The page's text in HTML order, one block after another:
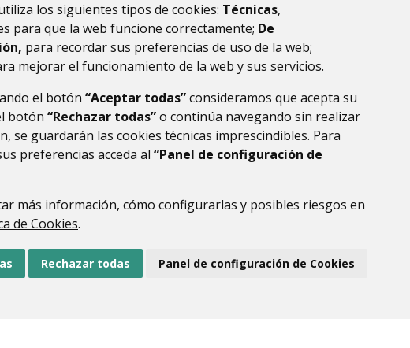
los siguientes tipos de cookies: Técnicas,
para que la web funcione correctamente; De
para recordar sus preferencias de uso de la web;
mejorar el funcionamiento de la web y sus servicios.
el botón “Aceptar todas”consideramos que acepta su
botón “Rechazar todas”o continúa navegando sin realizar
se guardarán las cookies técnicas imprescindibles. Para
preferencias acceda al “Panel de configuración de
más información, cómo configurarlas y posibles riesgos en
de Cookies.
Rechazar todas Panel de configuración de Cookies
DE DATOS ACCESIBILIDAD POLÍTICA DE COOKIES